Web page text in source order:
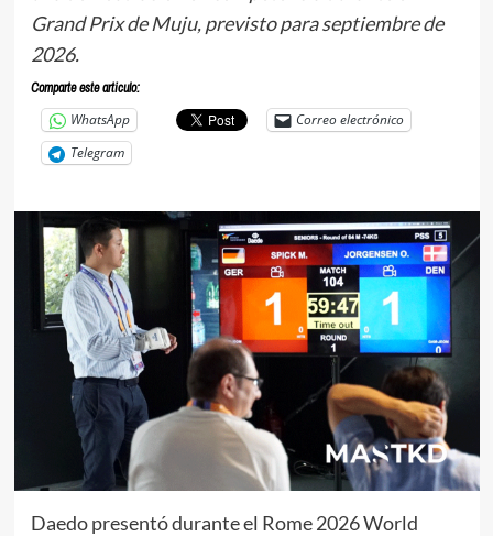
Grand Prix de Muju, previsto para septiembre de
2026.
Comparte este articulo:
WhatsApp
Correo electrónico
Telegram
Daedo presentó durante el Rome 2026 World